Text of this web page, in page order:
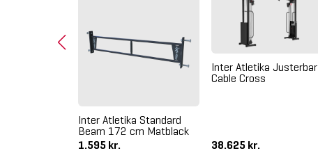
Inter Atletika Standard
Beam 172 cm Matblack
1.595 kr.
Inter Atletika Justerbar
Cable Cross
38.625 kr.